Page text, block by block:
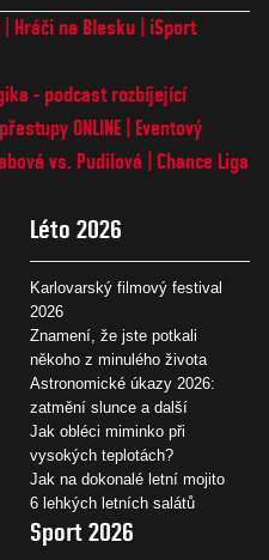
Hráči na Blesku
iSport
- podcast rozbíjející
ONLINE
Eventový
vs. Pudilová
Chance Liga
Léto 2026
Karlovarský filmový festival
2026
Znamení, že jste potkali
někoho z minulého života
Astronomické úkazy 2026:
zatmění slunce a další
Jak obléci miminko při
vysokých teplotách?
Jak na dokonalé letní mojito
6 lehkých letních salátů
Sport 2026